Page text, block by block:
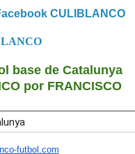
CULIBLANCO
base de Catalunya
por FRANCISCO